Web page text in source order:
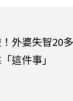
外婆失智20
這件事」